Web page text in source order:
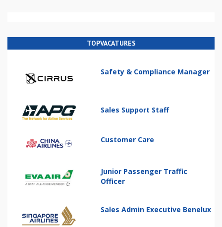
TOPVACATURES
Safety & Compliance Manager
Sales Support Staff
Customer Care
Junior Passenger Traffic
Officer
Sales Admin Executive Benelux